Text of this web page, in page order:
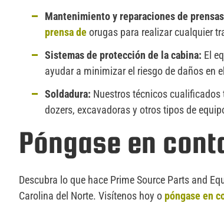
Mantenimiento y reparaciones de
prensa deorugas para realizar cualquier
Sistemas de protección de la cabina: El
ayudar a minimizar el riesgo de daños en
Soldadura: Nuestros técnicos cualificados
dozers, excavadoras y otros tipos de
Póngase en
Descubra lo que hace Prime Source Parts and
Carolina del Norte. Visítenos hoy o póngase en